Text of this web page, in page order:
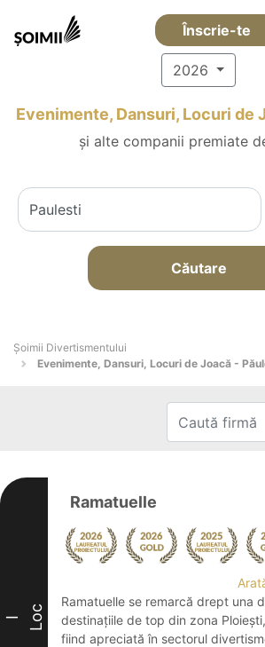
Înscrie-te
2026
Evenimente, Dansuri, Locuri de
și alte companii premiate
Căutare
Şoimii Divertismentului
Evenimente, Dansuri, Locuri de Joacă -
I Loc
Ramatuelle
Ramatuelle se remarcă drept una
destinațiile de top din zona
fiind apreciată în sectorul